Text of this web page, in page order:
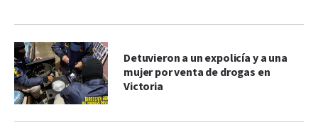
Detuvieron a un expolicía y a una
mujer por venta de drogas en
Victoria